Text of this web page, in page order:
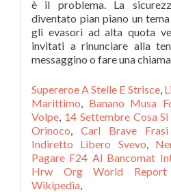
Supereroe A Stelle E Strisce,
Marittimo, Banano Musa
Volpe, 14 Settembre Cosa
Orinoco, Carl Brave
Indiretto Libero Svevo,
Pagare F24 Al Bancomat
Hrw Org World Report
Wikipedia,